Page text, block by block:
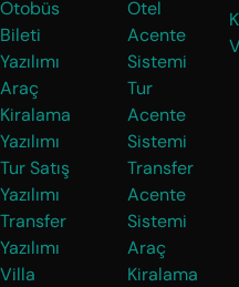
Otobüs
Bileti
Yazılımı
Araç
Kiralama
Yazılımı
Tur Satış
Yazılımı
Transfer
Yazılımı
Villa
Otel
Acente
Sistemi
Tur
Acente
Sistemi
Transfer
Acente
Sistemi
Araç
Kiralama